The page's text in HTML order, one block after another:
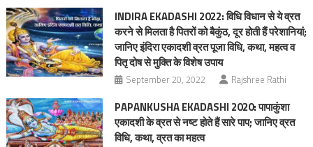
INDIRA EKADASHI 2022: विधि विधान से ये व्रत
करने से मिलता है पितरों को बैकुंठ, दूर होती हैं परेशानियां;
जानिए इंदिरा एकादशी व्रत पूजा विधि, कथा, महत्व व
पितृ दोष से मुक्ति के विशेष उपाय
September 20, 2022 Rajshree Rathi
PAPANKUSHA EKADASHI 2020: पापाकुंशा
एकादशी के व्रत से नष्ट होते हैं सारे पाप; जानिए व्रत
विधि, कथा, व्रत का महत्व